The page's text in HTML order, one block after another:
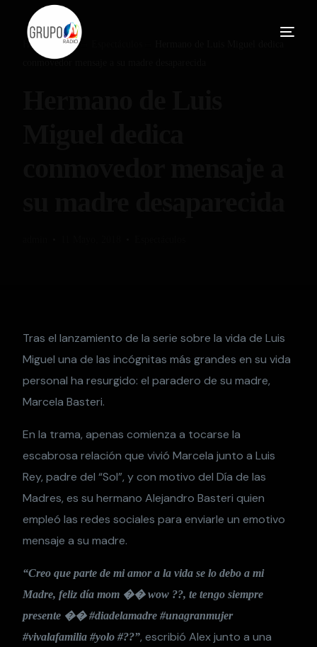
Home Blog
conmovedor mensaje a su madre desaparecida
Tras el lanzamiento de la serie sobre la vida de Luis
Miguel una de las incógnitas más grandes en su vida
personal ha resurgido: el paradero de su madre,
Marcela Basteri.
En la trama, apenas comienza a tocarse la
escabrosa relación que vivió Marcela junto a Luis
Rey, padre del “Sol”, y con motivo del Día de las
Madres, es su hermano Alejandro Basteri quien
empleó las redes sociales para enviarle un emotivo
mensaje a su madre.
“Creo que parte de mi amor a la vida se lo debo a mi
Madre, feliz día mom �� wow ??, te tengo siempre
presente �� #diadelamadre #unagranmujer
#vivalafamilia #yolo #??”, escribió Alex junto a una